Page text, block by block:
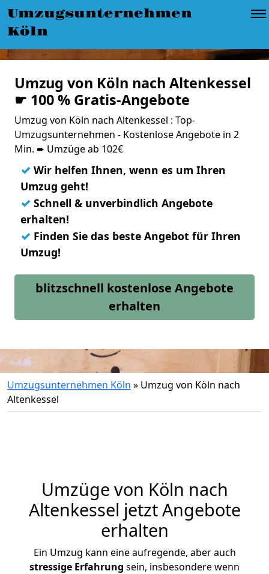
Umzugsunternehmen
Köln
Umzug von Köln nach Altenkessel
☛ 100 % Gratis-Angebote
Umzug von Köln nach Altenkessel : Top-
Umzugsunternehmen - Kostenlose Angebote in 2
Min. ➨ Umzüge ab 102€
✓ Wir helfen Ihnen, wenn es um Ihren
Umzug geht!
✓ Schnell & unverbindlich Angebote
erhalten!
✓ Finden Sie das beste Angebot für Ihren
Umzug!
blitzschnell kostenlose Angebote
erhalten
Umzugsunternehmen Köln » Umzug von Köln nach
Altenkessel
Umzüge von Köln nach
Altenkessel jetzt Angebote
erhalten
Ein Umzug kann eine aufregende, aber auch
stressige Erfahrung sein, insbesondere wenn